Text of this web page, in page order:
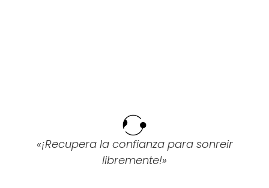
«¡Recupera la confianza para sonreir
libremente!»